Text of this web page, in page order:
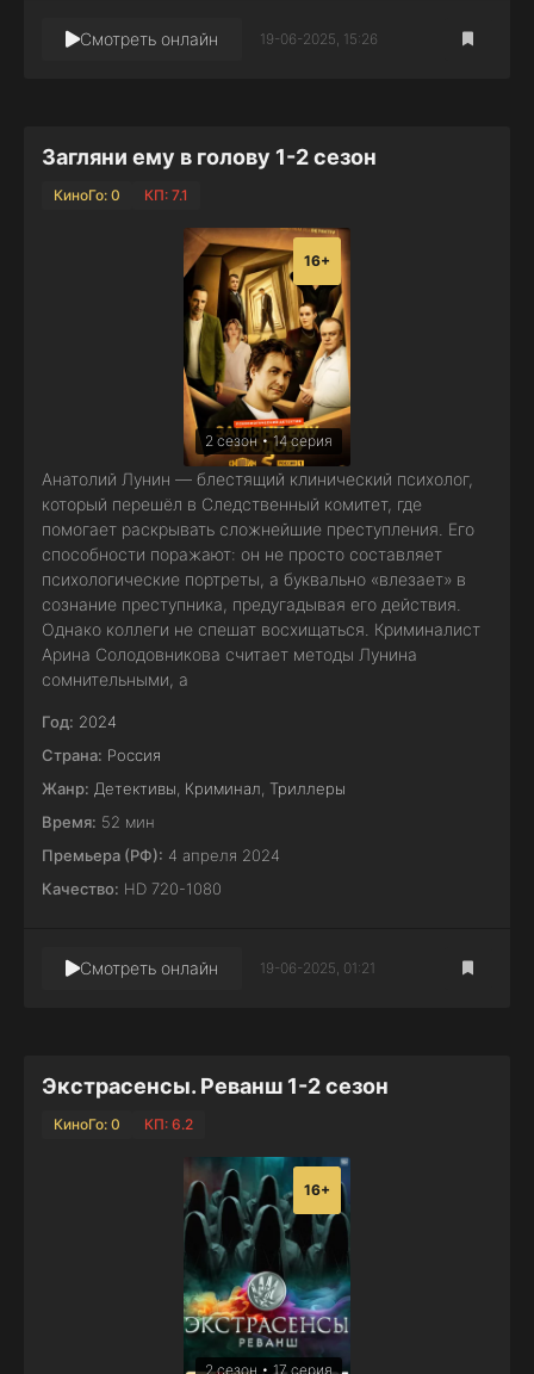
Смотреть онлайн 19-06-2025, 15:26
Загляни ему в голову 1-2 сезон
КиноГо: 0 КП: 7.1
2 сезон • 14 серия
16+
Анатолий Лунин — блестящий клинический психолог,
который перешёл в Следственный комитет, где
помогает раскрывать сложнейшие преступления. Его
способности поражают: он не просто составляет
психологические портреты, а буквально «влезает» в
сознание преступника, предугадывая его действия.
Однако коллеги не спешат восхищаться. Криминалист
Арина Солодовникова считает методы Лунина
сомнительными, а
Год: 2024
Страна: Россия
Жанр: Детективы Криминал Триллеры
Время: 52 мин
Премьера (РФ): 4 апреля 2024
Качество: HD 720-1080
Смотреть онлайн 19-06-2025, 01:21
Экстрасенсы. Реванш 1-2 сезон
КиноГо: 0 КП: 6.2
2 сезон • 17 серия
16+